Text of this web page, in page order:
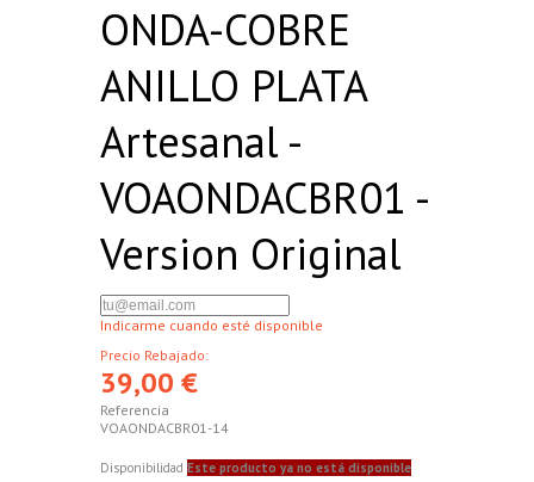
ONDA-COBRE
ANILLO PLATA
Artesanal -
VOAONDACBR01 -
Version Original
Indicarme cuando esté disponible
Precio Rebajado:
39,00 €
Referencia
VOAONDACBR01-14
Disponibilidad Este producto ya no está disponible